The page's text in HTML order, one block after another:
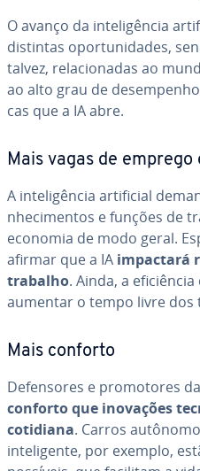
O avanço da in­te­li­gên­cia
distintas opor­tu­ni­da­des,
talvez, re­la­ci­o­na­das ao
ao alto grau de
cas que a IA abre.
Mais vagas de
A in­te­li­gên­cia ar­ti­fi­cial
nhe­ci­men­tos e funções de
economia de modo geral.
afirmar que a IA impactará
trabalho. Ainda, a
aumentar o tempo livre dos
Mais conforto
De­fen­so­res e pro­mo­to­res
conforto que inovações
cotidiana. Carros
in­te­li­gente, por exemplo,